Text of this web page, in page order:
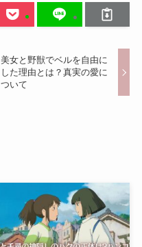
美女と野獣でベルを自由に
した理由とは？真実の愛に
ついて